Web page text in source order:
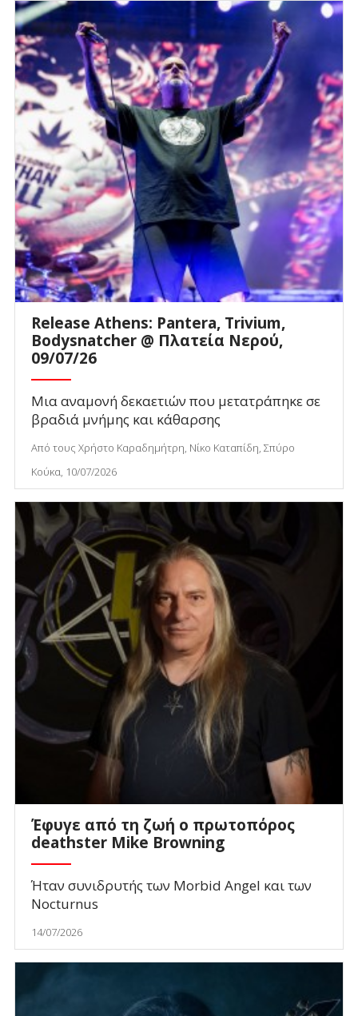
Release Athens: Pantera, Trivium,
Bodysnatcher @ Πλατεία Νερού,
09/07/26
Μια αναμονή δεκαετιών που μετατράπηκε σε
βραδιά μνήμης και κάθαρσης
Από τους Χρήστο Καραδημήτρη, Νίκο Καταπίδη, Σπύρο
Κούκα, 10/07/2026
Έφυγε από τη ζωή ο πρωτοπόρος
deathster Mike Browning
Ήταν συνιδρυτής των Morbid Angel και των
Nocturnus
14/07/2026